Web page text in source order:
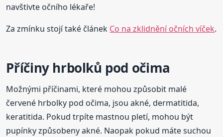
navštivte očního lékaře!
Za zmínku stojí také článek Co na zklidnění očních víček.
Příčiny hrbolků pod očima
Možnými příčinami, které mohou způsobit malé
červené hrbolky pod očima, jsou akné, dermatitida,
keratitida. Pokud trpíte mastnou pletí, mohou být
pupínky způsobeny akné. Naopak pokud máte suchou